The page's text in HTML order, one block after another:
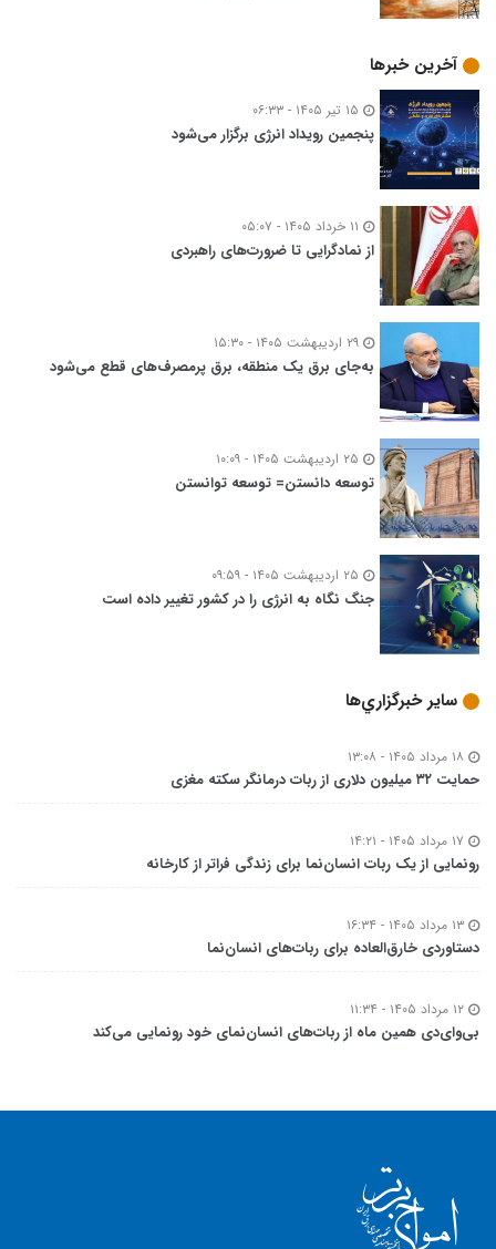
آخرین خبرها
پنجمین رویداد انرژی برگزار می‌شود
از نمادگرایی تا ضرورت‌های راهبردی
به‌جای برق یک منطقه، برق پرمصرف‌های قطع می‌شود
توسعه‌ دانستن= توسعه توانستن
جنگ نگاه به انرژی را در کشور تغییر داده است
ساير خبرگزاري‌ها
حمایت ۳۲ میلیون دلاری از ربات درمانگر سکته مغزی
رونمایی از یک ربات انسان‌نما برای زندگی فراتر از کارخانه
دستاوردی خارق‌العاده برای ربات‌های انسان‌نما
بی‌وای‌دی همین ماه از ربات‌های انسان‌نمای خود رونمایی می‌کند